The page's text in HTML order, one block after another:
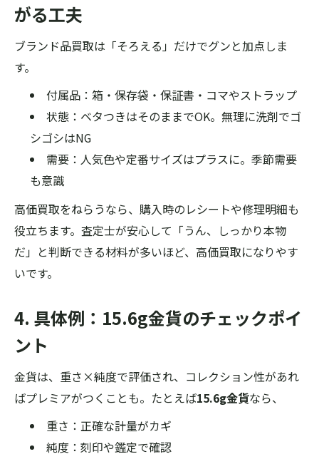
がる工夫
ブランド品買取は「そろえる」だけでグンと加点しま
す。
付属品：箱・保存袋・保証書・コマやストラップ
状態：ベタつきはそのままでOK。無理に洗剤でゴ
シゴシはNG
需要：人気色や定番サイズはプラスに。季節需要
も意識
高価買取をねらうなら、購入時のレシートや修理明細も
役立ちます。査定士が安心して「うん、しっかり本物
だ」と判断できる材料が多いほど、高価買取になりやす
いです。
4. 具体例：15.6g金貨のチェックポイ
ント
金貨は、重さ×純度で評価され、コレクション性があれ
ばプレミアがつくことも。たとえば15.6g金貨なら、
重さ：正確な計量がカギ
純度：刻印や鑑定で確認